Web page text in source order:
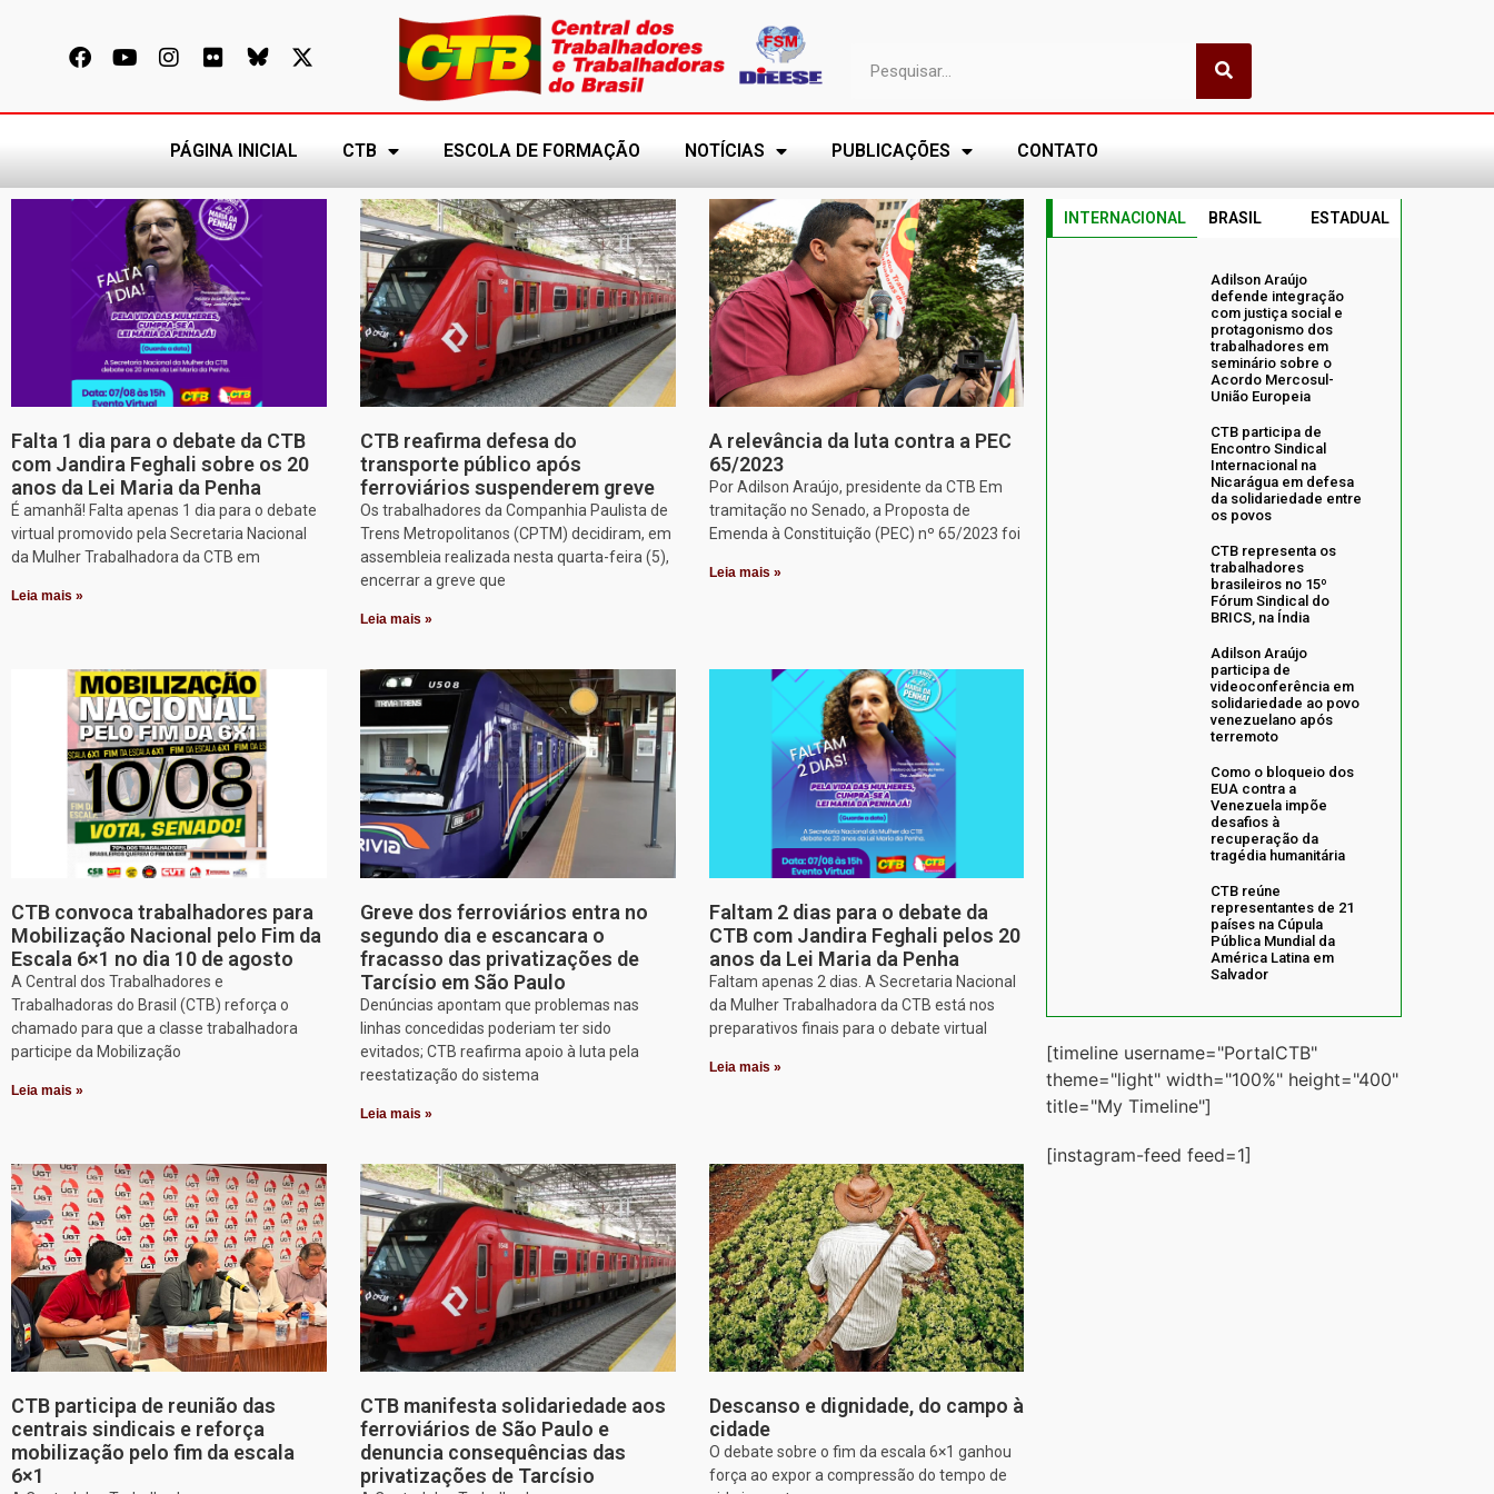
PÁGINA INICIAL CTB ESCOLA DE FORMAÇÃO NOTÍCIAS PUBLICAÇÕES CONTATO
Falta 1 dia para o debate da CTB
com Jandira Feghali sobre os 20
anos da Lei Maria da Penha
É amanhã! Falta apenas 1 dia para o debate
virtual promovido pela Secretaria Nacional
da Mulher Trabalhadora da CTB em
Leia mais »
CTB reafirma defesa do
transporte público após
ferroviários suspenderem greve
Os trabalhadores da Companhia Paulista de
Trens Metropolitanos (CPTM) decidiram, em
assembleia realizada nesta quarta-feira (5),
encerrar a greve que
Leia mais »
A relevância da luta contra a PEC
65/2023
Por Adilson Araújo, presidente da CTB Em
tramitação no Senado, a Proposta de
Emenda à Constituição (PEC) nº 65/2023 foi
Leia mais »
CTB convoca trabalhadores para
Mobilização Nacional pelo Fim da
Escala 6×1 no dia 10 de agosto
A Central dos Trabalhadores e
Trabalhadoras do Brasil (CTB) reforça o
chamado para que a classe trabalhadora
participe da Mobilização
Leia mais »
Greve dos ferroviários entra no
segundo dia e escancara o
fracasso das privatizações de
Tarcísio em São Paulo
Denúncias apontam que problemas nas
linhas concedidas poderiam ter sido
evitados; CTB reafirma apoio à luta pela
reestatização do sistema
Leia mais »
Faltam 2 dias para o debate da
CTB com Jandira Feghali pelos 20
anos da Lei Maria da Penha
Faltam apenas 2 dias. A Secretaria Nacional
da Mulher Trabalhadora da CTB está nos
preparativos finais para o debate virtual
Leia mais »
CTB participa de reunião das
centrais sindicais e reforça
mobilização pelo fim da escala
6×1
CTB manifesta solidariedade aos
ferroviários de São Paulo e
denuncia consequências das
privatizações de Tarcísio
Descanso e dignidade, do campo à
cidade
O debate sobre o fim da escala 6×1 ganhou
força ao expor a compressão do tempo de
INTERNACIONAL BRASIL ESTADUAL
Adilson Araújo
defende integração
com justiça social e
protagonismo dos
trabalhadores em
seminário sobre o
Acordo Mercosul-
União Europeia
CTB participa de
Encontro Sindical
Internacional na
Nicarágua em defesa
da solidariedade entre
os povos
CTB representa os
trabalhadores
brasileiros no 15º
Fórum Sindical do
BRICS, na Índia
Adilson Araújo
participa de
videoconferência em
solidariedade ao povo
venezuelano após
terremoto
Como o bloqueio dos
EUA contra a
Venezuela impõe
desafios à
recuperação da
tragédia humanitária
CTB reúne
representantes de 21
países na Cúpula
Pública Mundial da
América Latina em
Salvador
[timeline username="PortalCTB"
theme="light" width="100%" height="400"
title="My Timeline"]
[instagram-feed feed=1]